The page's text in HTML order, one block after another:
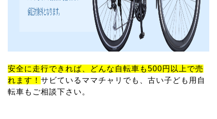
安全に走行できれば、どんな自転車も500円以上で売
れます！ サビているママチャリでも、古い子ども用自
転車もご相談下さい。